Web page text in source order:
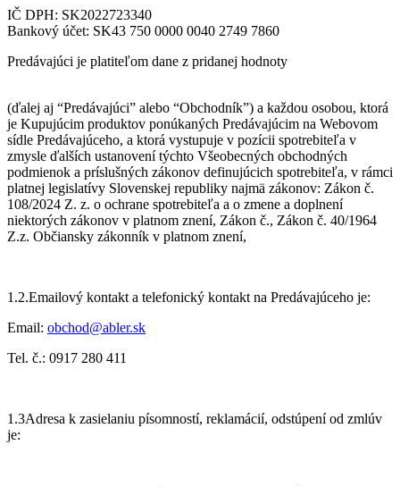
IČ DPH: SK2022723340
Bankový účet: SK43 750 0000 0040 2749 7860
Predávajúci je platiteľom dane z pridanej hodnoty
(ďalej aj “Predávajúci” alebo “Obchodník”) a každou osobou, ktorá
je Kupujúcim produktov ponúkaných Predávajúcim na Webovom
sídle Predávajúceho, a ktorá vystupuje v pozícii spotrebiteľa v
zmysle ďalších ustanovení týchto Všeobecných obchodných
podmienok a príslušných zákonov definujúcich spotrebiteľa, v rámci
platnej legislatívy Slovenskej republiky najmä zákonov: Zákon č.
108/2024 Z. z. o ochrane spotrebiteľa a o zmene a doplnení
niektorých zákonov v platnom znení, Zákon č., Zákon č. 40/1964
Z.z. Občiansky zákonník v platnom znení,
1.2.Emailový kontakt a telefonický kontakt na Predávajúceho je:
Email: obchod@abler.sk
Tel. č.: 0917 280 411
1.3Adresa k zasielaniu písomností, reklamácií, odstúpení od zmlúv
je: